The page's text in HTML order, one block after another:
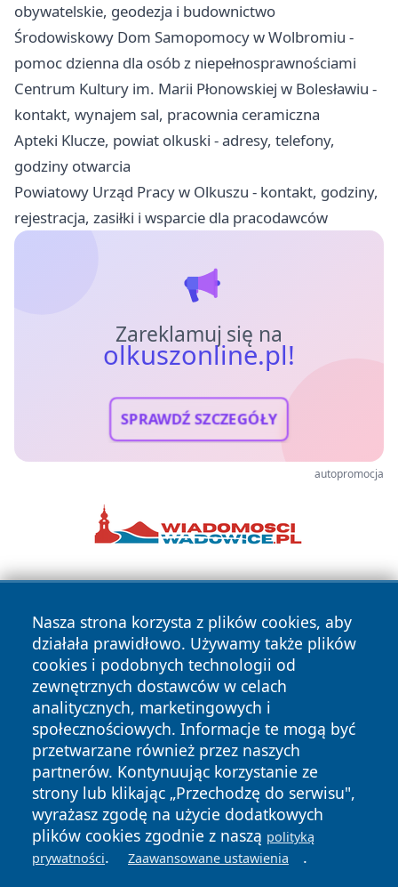
obywatelskie, geodezja i budownictwo
Środowiskowy Dom Samopomocy w Wolbromiu -
pomoc dzienna dla osób z niepełnosprawnościami
Centrum Kultury im. Marii Płonowskiej w Bolesławiu -
kontakt, wynajem sal, pracownia ceramiczna
Apteki Klucze, powiat olkuski - adresy, telefony,
godziny otwarcia
Powiatowy Urząd Pracy w Olkuszu - kontakt, godziny,
rejestracja, zasiłki i wsparcie dla pracodawców
Zareklamuj się na
olkuszonline.pl!
SPRAWDŹ SZCZEGÓŁY
autopromocja
Nasza strona korzysta z plików cookies, aby
działała prawidłowo. Używamy także plików
cookies i podobnych technologii od
zewnętrznych dostawców w celach
analitycznych, marketingowych i
społecznościowych. Informacje te mogą być
przetwarzane również przez naszych
partnerów. Kontynuując korzystanie ze
strony lub klikając „Przechodzę do serwisu",
wyrażasz zgodę na użycie dodatkowych
plików cookies zgodnie z naszą polityką
prywatności. Zaawansowane ustawienia .
Copyright © 2026 olkuszonline.pl Wszystkie prawa
zastrzeżone.
News Autorzy
Polityka
Prywatności
Polityka
Cookies